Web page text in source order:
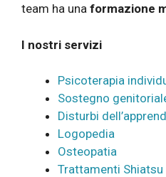
team ha una formazione
I nostri servizi
Psicoterapia
Sostegno
Disturbi
Logopedia
Osteopatia
Trattamenti Shiatsu